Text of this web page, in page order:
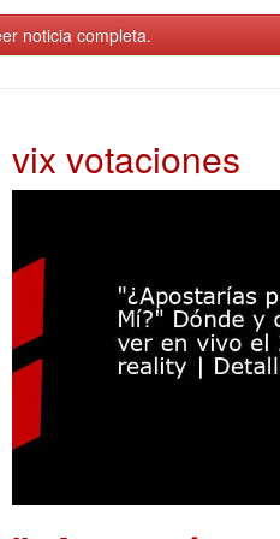
noticia completa.
vix votaciones